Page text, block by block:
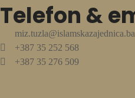
Telefon &
miz.tuzla@islamskazajednica.ba
+387 35 252 568
+387 35 276 509